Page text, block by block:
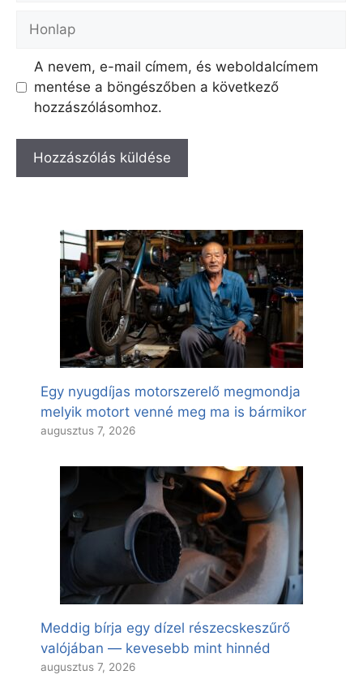
Honlap
A nevem, e-mail címem, és weboldalcímem
mentése a böngészőben a következő
hozzászólásomhoz.
Egy nyugdíjas motorszerelő megmondja
melyik motort venné meg ma is bármikor
augusztus 7, 2026
Meddig bírja egy dízel részecskeszűrő
valójában — kevesebb mint hinnéd
augusztus 7, 2026